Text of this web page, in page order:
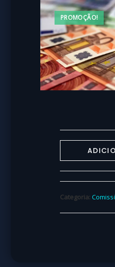
PROMOÇÃO!
Categoria: